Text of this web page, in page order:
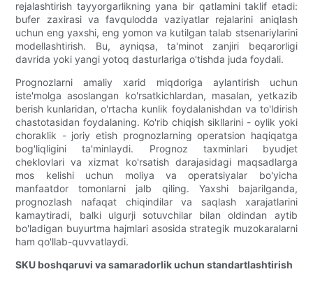
rejalashtirish tayyorgarlikning yana bir qatlamini taklif etadi:
bufer zaxirasi va favqulodda vaziyatlar rejalarini aniqlash
uchun eng yaxshi, eng yomon va kutilgan talab stsenariylarini
modellashtirish. Bu, ayniqsa, ta'minot zanjiri beqarorligi
davrida yoki yangi yotoq dasturlariga o'tishda juda foydali.
Prognozlarni amaliy xarid miqdoriga aylantirish uchun
iste'molga asoslangan ko'rsatkichlardan, masalan, yetkazib
berish kunlaridan, o'rtacha kunlik foydalanishdan va to'ldirish
chastotasidan foydalaning. Ko'rib chiqish sikllarini - oylik yoki
choraklik - joriy etish prognozlarning operatsion haqiqatga
bog'liqligini ta'minlaydi. Prognoz taxminlari byudjet
cheklovlari va xizmat ko'rsatish darajasidagi maqsadlarga
mos kelishi uchun moliya va operatsiyalar bo'yicha
manfaatdor tomonlarni jalb qiling. Yaxshi bajarilganda,
prognozlash nafaqat chiqindilar va saqlash xarajatlarini
kamaytiradi, balki ulgurji sotuvchilar bilan oldindan aytib
bo'ladigan buyurtma hajmlari asosida strategik muzokaralarni
ham qo'llab-quvvatlaydi.
SKU boshqaruvi va samaradorlik uchun standartlashtirish